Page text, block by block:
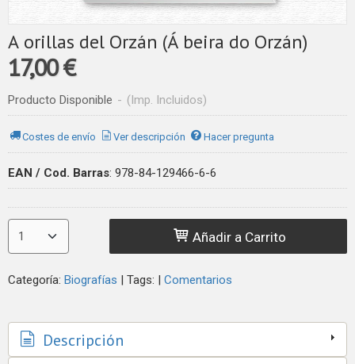
A orillas del Orzán (Á beira do Orzán)
17,00 €
Producto Disponible - (Imp. Incluidos)
Costes de envío Ver descripción Hacer pregunta
EAN / Cod. Barras: 978-84-129466-6-6
Añadir a Carrito
Categoría: Biografías | Tags: | Comentarios
Descripción